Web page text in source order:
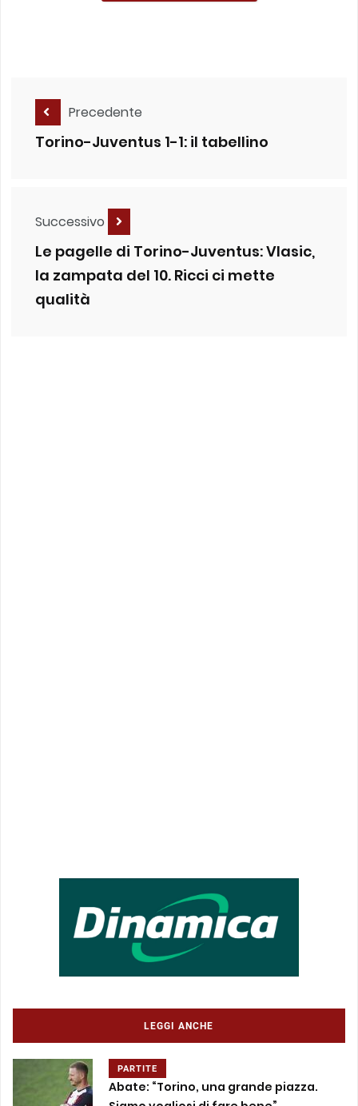
Precedente
Torino-Juventus 1-1: il tabellino
Successivo
Le pagelle di Torino-Juventus: Vlasic,
la zampata del 10. Ricci ci mette
qualità
LEGGI ANCHE
PARTITE
Abate: “Torino, una grande piazza.